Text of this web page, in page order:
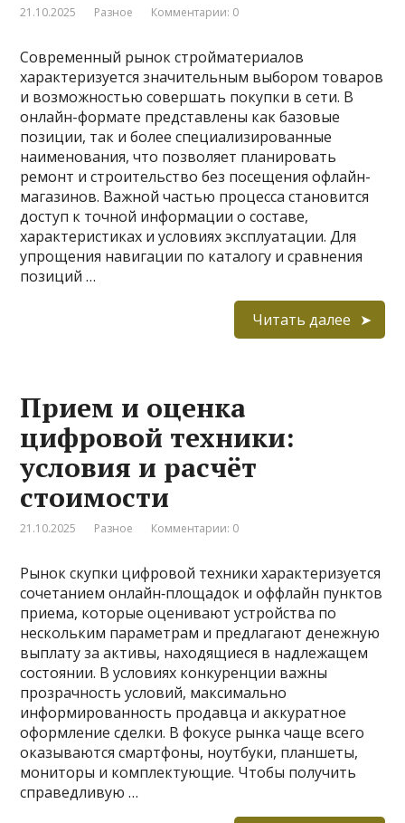
21.10.2025 Разное Комментарии: 0
Современный рынок стройматериалов
характеризуется значительным выбором товаров
и возможностью совершать покупки в сети. В
онлайн-формате представлены как базовые
позиции, так и более специализированные
наименования, что позволяет планировать
ремонт и строительство без посещения офлайн-
магазинов. Важной частью процесса становится
доступ к точной информации о составе,
характеристиках и условиях эксплуатации. Для
упрощения навигации по каталогу и сравнения
позиций …
Читать далее
Прием и оценка
цифровой техники:
условия и расчёт
стоимости
21.10.2025 Разное Комментарии: 0
Рынок скупки цифровой техники характеризуется
сочетанием онлайн‑площадок и оффлайн пунктов
приема, которые оценивают устройства по
нескольким параметрам и предлагают денежную
выплату за активы, находящиеся в надлежащем
состоянии. В условиях конкуренции важны
прозрачность условий, максимально
информированность продавца и аккуратное
оформление сделки. В фокусе рынка чаще всего
оказываются смартфоны, ноутбуки, планшеты,
мониторы и комплектующие. Чтобы получить
справедливую …